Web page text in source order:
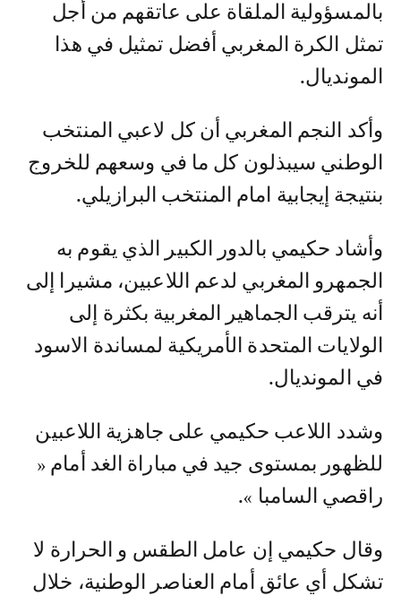
بالمسؤولية الملقاة على عاتقهم من أجل
تمثل الكرة المغربي أفضل تمثيل في هذا
المونديال.
وأكد النجم المغربي أن كل لاعبي المنتخب
الوطني سيبذلون كل ما في وسعهم للخروج
بنتيجة إيجابية امام المنتخب البرازيلي.
وأشاد حكيمي بالدور الكبير الذي يقوم به
الجمهرو المغربي لدعم اللاعبين، مشيرا إلى
أنه يترقب الجماهير المغربية بكثرة إلى
الولايات المتحدة الأمريكية لمساندة الاسود
في المونديال.
وشدد اللاعب حكيمي على جاهزية اللاعبين
للظهور بمستوى جيد في مباراة الغد أمام «
راقصي السامبا ».
وقال حكيمي إن عامل الطقس و الحرارة لا
تشكل أي عائق أمام العناصر الوطنية، خلال